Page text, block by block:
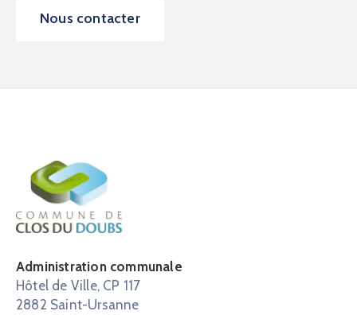
Nous contacter
Administration communale
Hôtel de Ville, CP 117
2882 Saint-Ursanne